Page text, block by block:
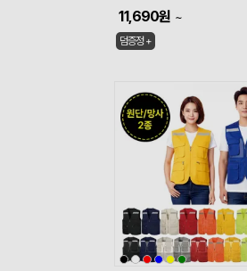
11,690원 ~
덤증정 +